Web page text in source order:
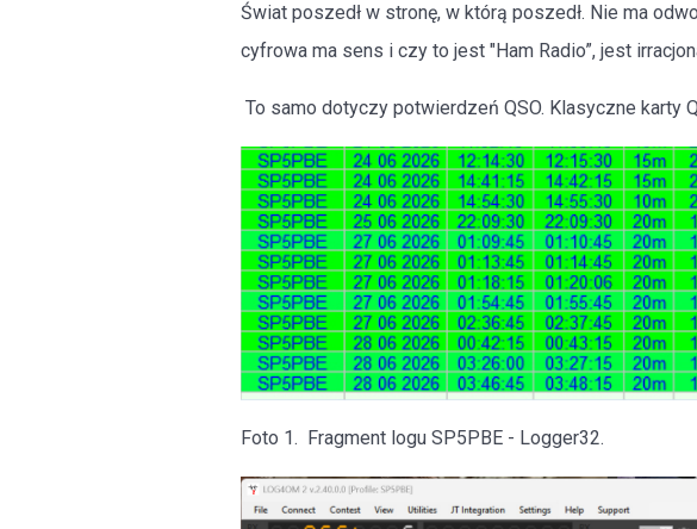
Świat poszedł w stronę, w którą poszedł. Nie ma
cyfrowa ma sens i czy to jest "Ham Radio”, jest
To samo dotyczy potwierdzeń QSO. Klasyczne karty
Foto 1. Fragment logu SP5PBE - Logger32.